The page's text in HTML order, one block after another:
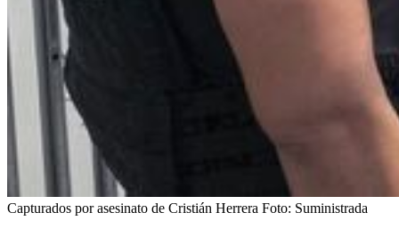
Capturados por asesinato de Cristián Herrera Foto: Suministrada